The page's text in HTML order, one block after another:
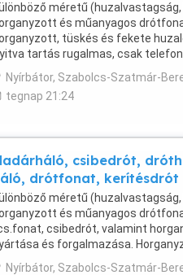
méretű
és műanyagos
tüskés és fekete
tartás rugalmas, csak
60x60/1,7/1000 - bruttó ,-
Nyírbátor, Szabolcs-Szatmár-
tegnap 21:24
csibedrót,
drótfonat, kerítésdrót
méretű
és műanyagos
csibedrót, valamint
és forgalmazása.
,- Ft/fm. Dróthálók ,-Ft-tól
Nyírbátor, Szabolcs-Szatmár-